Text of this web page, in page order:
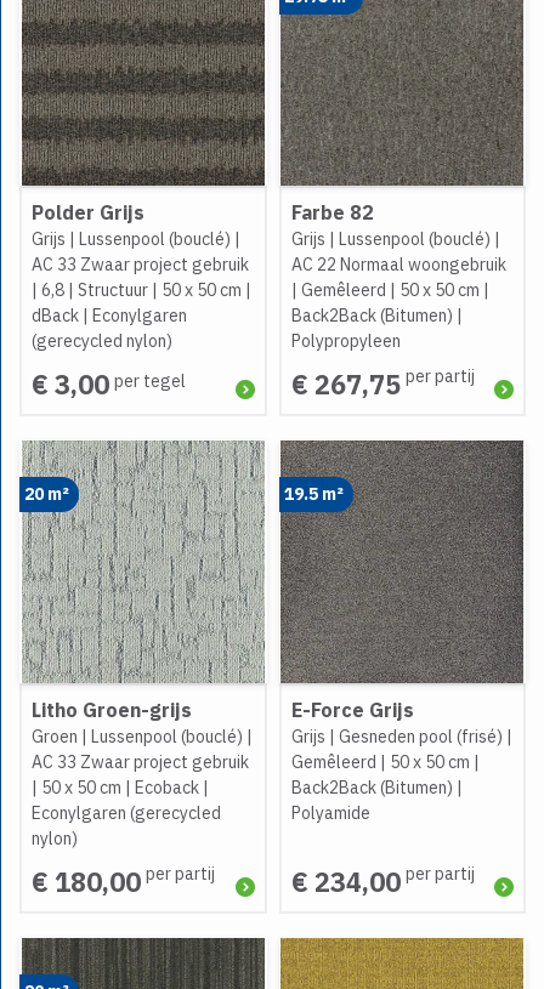
Polder Grijs
Grijs | Lussenpool (bouclé) |
AC 33 Zwaar project gebruik
| 6,8 | Structuur | 50 x 50 cm |
dBack | Econylgaren
(gerecycled nylon)
€ 3,00 per tegel
Farbe 82
Grijs | Lussenpool (bouclé) |
AC 22 Normaal woongebruik
| Gemêleerd | 50 x 50 cm |
Back2Back (Bitumen) |
Polypropyleen
€ 267,75 per partij
20 m²
Litho Groen-grijs
Groen | Lussenpool (bouclé) |
AC 33 Zwaar project gebruik
| 50 x 50 cm | Ecoback |
Econylgaren (gerecycled
nylon)
€ 180,00 per partij
19.5 m²
E-Force Grijs
Grijs | Gesneden pool (frisé) |
Gemêleerd | 50 x 50 cm |
Back2Back (Bitumen) |
Polyamide
€ 234,00 per partij